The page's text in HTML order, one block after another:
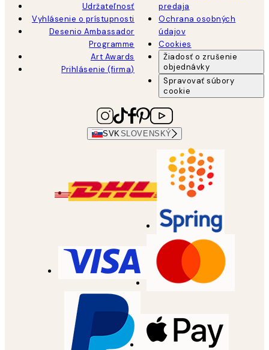
Udržateľnosť
Vyhlásenie o prístupnosti
Desenio Ambassador
Programme
Art Awards
Prihlásenie (firma)
predaja
Ochrana osobných
údajov
Cookies
Žiadosť o zrušenie
objednávky
Spravovať súbory
cookie
SVK SLOVENSKÝ